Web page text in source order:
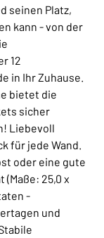
seinen Platz,
kann - von der
12
in Ihr Zuhause.
bietet die
sicher
Liebevoll
für jede Wand.
oder eine gute
25,0 x
-
und